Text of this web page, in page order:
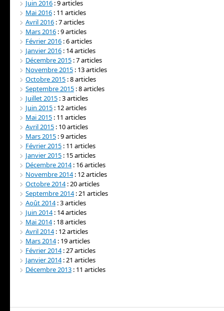
Juin 2016 : 9 articles
Mai 2016 : 11 articles
Avril 2016 : 7 articles
Mars 2016 : 9 articles
Février 2016 : 6 articles
Janvier 2016 : 14 articles
Décembre 2015 : 7 articles
Novembre 2015 : 13 articles
Octobre 2015 : 8 articles
Septembre 2015 : 8 articles
Juillet 2015 : 3 articles
Juin 2015 : 12 articles
Mai 2015 : 11 articles
Avril 2015 : 10 articles
Mars 2015 : 9 articles
Février 2015 : 11 articles
Janvier 2015 : 15 articles
Décembre 2014: 16 articles
Novembre 2014: 12 articles
Octobre 2014: 20 articles
Septembre 2014: 21 articles
Août 2014: 3 articles
Juin 2014: 14 articles
Mai 2014: 18 articles
Avril 2014: 12 articles
Mars 2014: 19 articles
Février 2014: 27 articles
Janvier 2014: 21 articles
Décembre 2013 : 11 articles